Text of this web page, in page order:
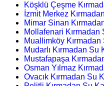
Köşklü Çeşme
İzmit Merkez
Mimar Sinan
Mollafenari Kırmadan
Muallimköy Kırmadan
Mudarlı Kırmadan Su
Mustafapaşa
Osman Yılmaz
Ovacık Kırmadan Su